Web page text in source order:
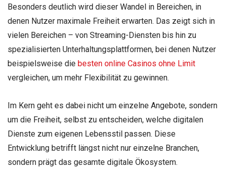
Besonders deutlich wird dieser Wandel in Bereichen, in
denen Nutzer maximale Freiheit erwarten. Das zeigt sich in
vielen Bereichen – von Streaming-Diensten bis hin zu
spezialisierten Unterhaltungsplattformen, bei denen Nutzer
beispielsweise die besten online Casinos ohne Limit
vergleichen, um mehr Flexibilität zu gewinnen.
Im Kern geht es dabei nicht um einzelne Angebote, sondern
um die Freiheit, selbst zu entscheiden, welche digitalen
Dienste zum eigenen Lebensstil passen. Diese
Entwicklung betrifft längst nicht nur einzelne Branchen,
sondern prägt das gesamte digitale Ökosystem.